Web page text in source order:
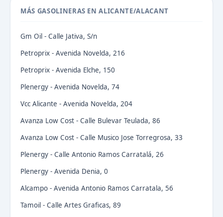
MÁS GASOLINERAS EN ALICANTE/ALACANT
Gm Oil - Calle Jativa, S/n
Petroprix - Avenida Novelda, 216
Petroprix - Avenida Elche, 150
Plenergy - Avenida Novelda, 74
Vcc Alicante - Avenida Novelda, 204
Avanza Low Cost - Calle Bulevar Teulada, 86
Avanza Low Cost - Calle Musico Jose Torregrosa, 33
Plenergy - Calle Antonio Ramos Carratalá, 26
Plenergy - Avenida Denia, 0
Alcampo - Avenida Antonio Ramos Carratala, 56
Tamoil - Calle Artes Graficas, 89